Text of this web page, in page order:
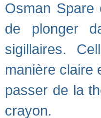
Osman
de plonger
sigillaires.
manière claire
passer de la
crayon.